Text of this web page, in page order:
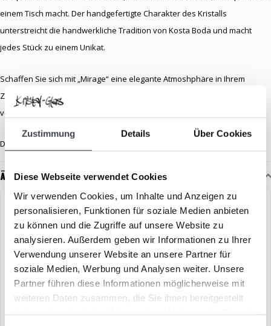
Zustimmung Details Über Cookies
Diese Webseite verwendet Cookies
Wir verwenden Cookies, um Inhalte und Anzeigen zu
personalisieren, Funktionen für soziale Medien anbieten
zu können und die Zugriffe auf unsere Website zu
analysieren. Außerdem geben wir Informationen zu Ihrer
Verwendung unserer Website an unsere Partner für
soziale Medien, Werbung und Analysen weiter. Unsere
Partner führen diese Informationen möglicherweise mit
weiteren Daten zusammen, die Sie ihnen bereitgestellt
einem Tisch macht. Der handgefertigte Charakter des Kristalls
unterstreicht die handwerkliche Tradition von Kosta Boda und macht
jedes Stück zu einem Unikat.
Schaffen Sie sich mit „Mirage“ eine elegante Atmoshphäre in Ihrem
Zuhause – wo Kunst, Licht und Farbe zu einem harmonischen Ganzen
verschmelzen. Perfekt für alle, die Design und Stil lieben!
Diese Vase „Mirage“ ist signiert und hat eine Höhe von 21 cm.
Ähnliche Artikel